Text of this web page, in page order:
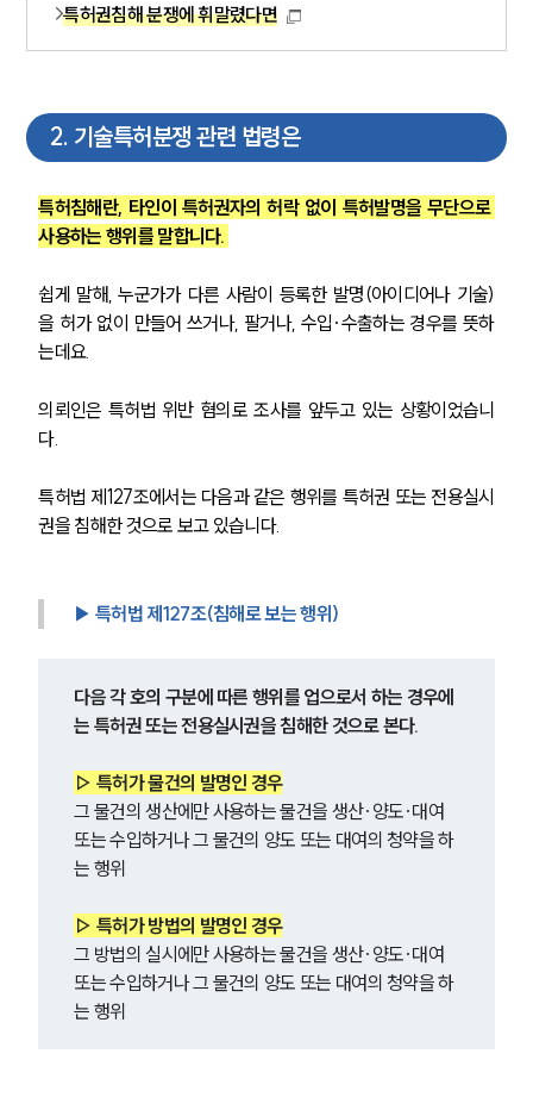
특허권침해 분쟁에 휘말렸다면
2. 기술특허분쟁 관련 법령은
특허침해란, 타인이 특허권자의 허락 없이 특허발명을 무단으로
사용하는 행위를 말합니다.
쉽게 말해, 누군가가 다른 사람이 등록한 발명(아이디어나 기술)
을 허가 없이 만들어 쓰거나, 팔거나, 수입·수출하는 경우를 뜻하
는데요.
의뢰인은 특허법 위반 혐의로 조사를 앞두고 있는 상황이었습니
다.
특허법 제127조에서는 다음과 같은 행위를 특허권 또는 전용실시
권을 침해한 것으로 보고 있습니다.
▶ 특허법 제127조(침해로 보는 행위)
다음 각 호의 구분에 따른 행위를 업으로서 하는 경우에
는 특허권 또는 전용실시권을 침해한 것으로 본다.
▷ 특허가 물건의 발명인 경우
그 물건의 생산에만 사용하는 물건을 생산·양도·대여
또는 수입하거나 그 물건의 양도 또는 대여의 청약을 하
는 행위
▷ 특허가 방법의 발명인 경우
그 방법의 실시에만 사용하는 물건을 생산·양도·대여
또는 수입하거나 그 물건의 양도 또는 대여의 청약을 하
는 행위